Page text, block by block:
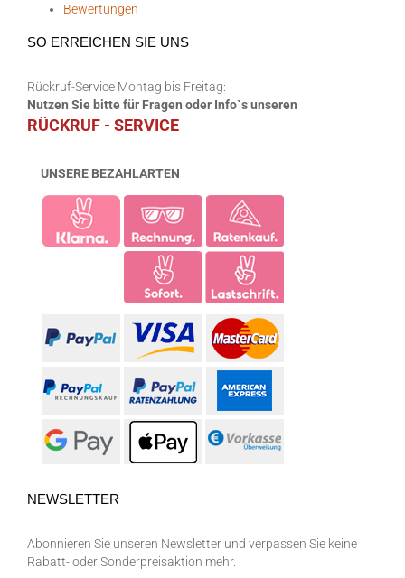
Bewertungen
SO ERREICHEN SIE UNS
Rückruf-Service Montag bis Freitag:
Nutzen Sie bitte für Fragen oder Info`s unseren
RÜCKRUF - SERVICE
UNSERE BEZAHLARTEN
NEWSLETTER
Abonnieren Sie unseren Newsletter und verpassen Sie keine
Rabatt- oder Sonderpreisaktion mehr.